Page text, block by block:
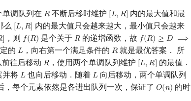
调队列在 𝑅
R 不断后移时维护 [𝐿,𝑅]
[L,R]
内的最大值和最
么 [𝐿,𝑅]
[L,R]
内的最大值只会越来越大，最小值只会越来
] ，则 𝑓(𝑅)
f(R) 是个关于𝑅
R 的递增函数，故 𝑓(𝑅) ≥ 𝐷 ⟹
f(R)≥ D⟹f r)≥D
的 𝐿
L ，向右第一个满足条件的 𝑅
R 就是最优答案． 所
前往后移动 𝑅
R ，使用两个单调队列维护 [𝐿,𝑅]
[L,R]
的最值．
并将 𝐿
L 也向后移动．随着 𝐿
L向后移动，两个单调队列
，每个元素依然是各进出队列一次，保证了𝑂(𝑛)
O(n) 的时